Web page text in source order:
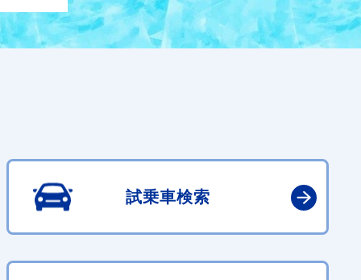
試乗車検索